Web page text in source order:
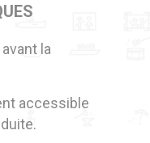
la
accessible